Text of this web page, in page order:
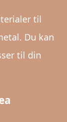
til
Du kan
til din